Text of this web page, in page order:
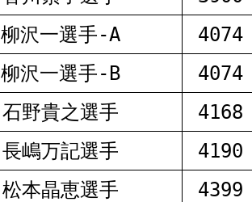
柳沢一選手-A 4074
柳沢一選手-B 4074
石野貴之選手 4168
長嶋万記選手 4190
松本晶恵選手 4399